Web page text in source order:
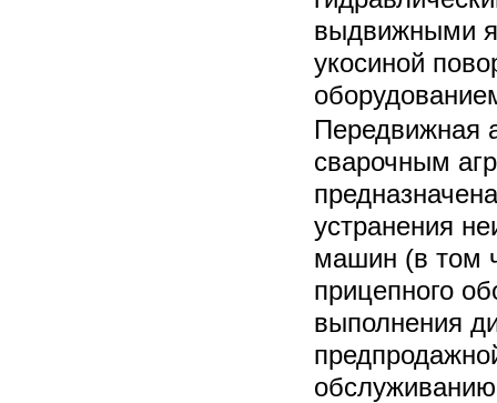
выдвижными
укосиной
Передвижная
сварочным
устранения
машин (в том
прицепного
выполнения